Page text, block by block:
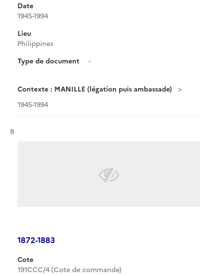
Date
1945-1994
Lieu
Philippines
Type de document
-
Contexte : MANILLE (légation puis ambassade)
1945-1994
Résultat n°
8
1872-1883
Cote
191CCC/4 (Cote de commande)